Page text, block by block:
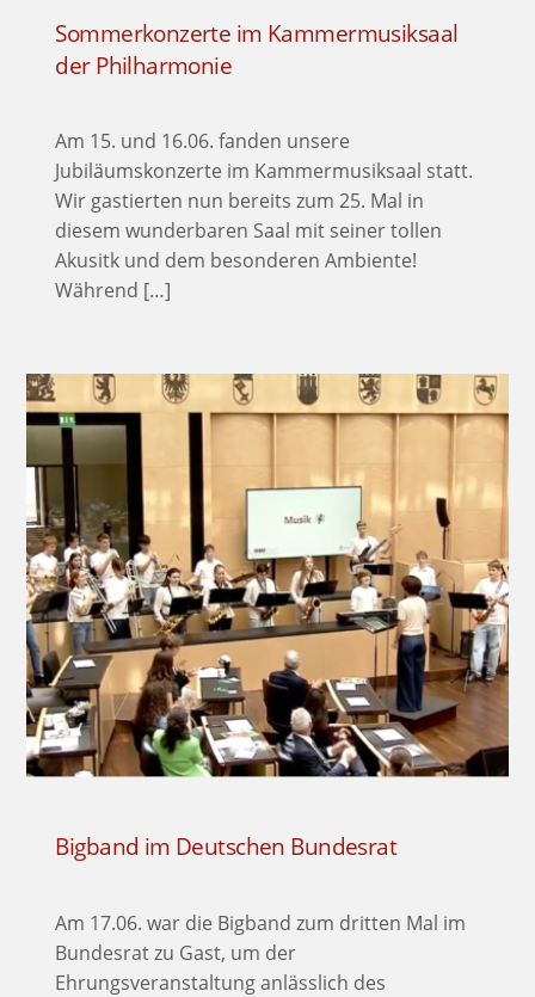
Sommerkonzerte im Kammermusiksaal
der Philharmonie
Am 15. und 16.06. fanden unsere
Jubiläumskonzerte im Kammermusiksaal statt.
Wir gastierten nun bereits zum 25. Mal in
diesem wunderbaren Saal mit seiner tollen
Akusitk und dem besonderen Ambiente!
Während […]
Bigband im Deutschen Bundesrat
Am 17.06. war die Bigband zum dritten Mal im
Bundesrat zu Gast, um der
Ehrungsveranstaltung anlässlich des